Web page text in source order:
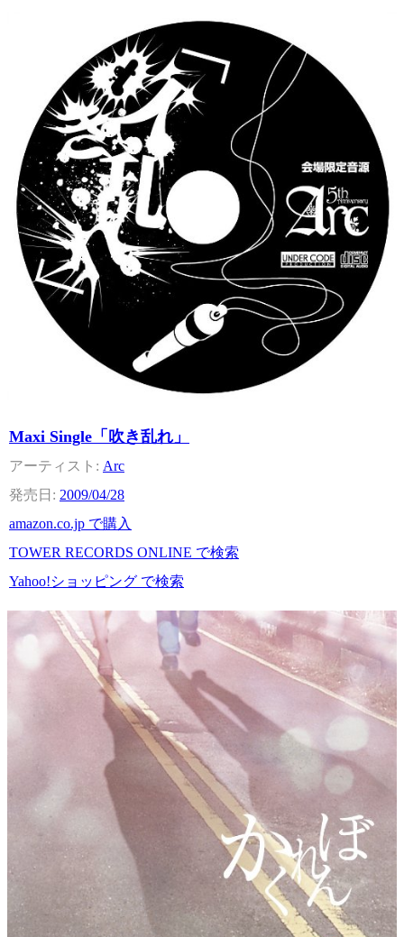
Maxi Single「吹き乱れ」
Arc
2009/04/28
amazon.co.jp で購入
TOWER RECORDS ONLINE で検索
Yahoo!ショッピング で検索